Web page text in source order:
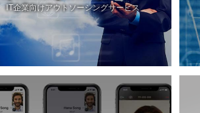
IT企業向けアウトソーシングサービス